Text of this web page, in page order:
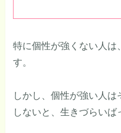
特に個性が強くない人は
す。
しかし、個性が強い人
しないと、生きづらいば